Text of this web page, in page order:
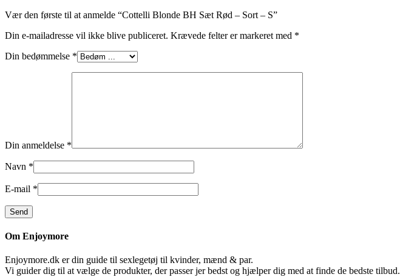
Vær den første til at anmelde “Cottelli Blonde BH Sæt Rød – Sort – S”
Din e-mailadresse vil ikke blive publiceret. Krævede felter er markeret med *
Din bedømmelse *
Din anmeldelse *
Navn *
E-mail *
Om Enjoymore
Enjoymore.dk er din guide til sexlegetøj til kvinder, mænd & par.
Vi guider dig til at vælge de produkter, der passer jer bedst og hjælper dig med at finde de bedste tilbud.